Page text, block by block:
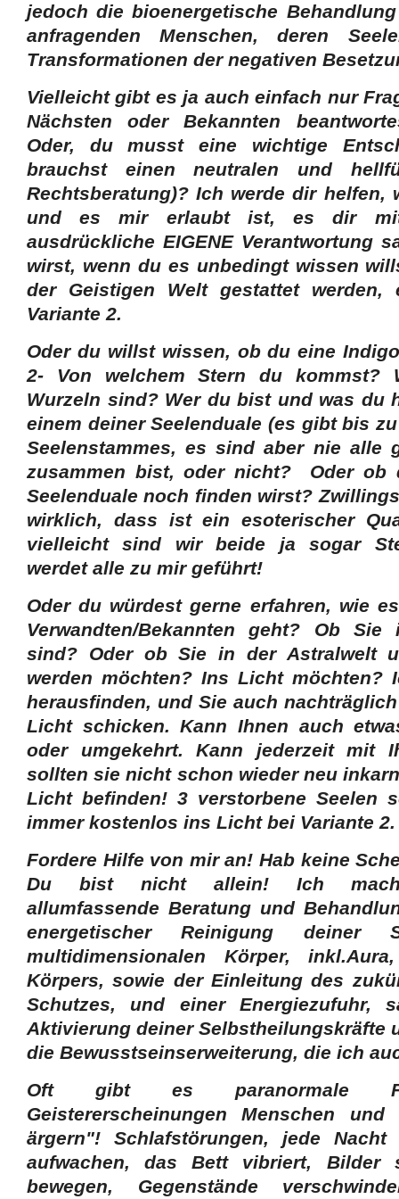
jedoch die bioenergetische
anfragenden Menschen, deren
Transformationen der negativen
Vielleicht gibt es ja auch einfach nur
Nächsten oder Bekannten
Oder, du musst eine wichtige
brauchst einen neutralen und
Rechtsberatung)? Ich werde dir helfen,
und es mir erlaubt ist, es dir
ausdrückliche EIGENE Verantwortung
wirst, wenn du es unbedingt wissen
der Geistigen Welt gestattet
Variante 2.
Oder du willst wissen, ob du eine
2- Von welchem Stern du kommst?
Wurzeln sind? Wer du bist und was
einem deiner Seelenduale (es gibt bis
Seelenstammes, es sind aber nie alle
zusammen bist, oder nicht? Oder ob
Seelenduale noch finden wirst?
wirklich, dass ist ein esoterischer
vielleicht sind wir beide ja sogar
werdet alle zu mir geführt!
Oder du würdest gerne erfahren, wie
Verwandten/Bekannten geht? Ob
sind? Oder ob Sie in der Astralwelt
werden möchten? Ins Licht möchten?
herausfinden, und Sie auch
Licht schicken. Kann Ihnen auch
oder umgekehrt. Kann jederzeit mit
sollten sie nicht schon wieder neu
Licht befinden! 3 verstorbene Seelen
immer kostenlos ins Licht bei Variante 2.
Fordere Hilfe von mir an! Hab keine
Du bist nicht allein! Ich
allumfassende Beratung und
energetischer Reinigung deiner
multidimensionalen Körper,
Körpers, sowie der Einleitung des
Schutzes, und einer Energiezufuhr,
Aktivierung deiner Selbstheilungskräfte
die Bewusstseinserweiterung, die ich
Oft gibt es paranormale
Geistererscheinungen Menschen
ärgern"! Schlafstörungen, jede
aufwachen, das Bett vibriert, Bilder
bewegen, Gegenstände